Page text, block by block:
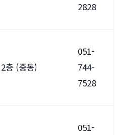
2828
층 (중동)
051-
744-
7528
051-